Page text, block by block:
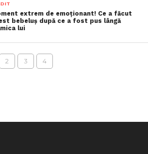
extrem de emoționant! Ce a făcut
bebeluș după ce a fost pus lângă
lui
2 3 4